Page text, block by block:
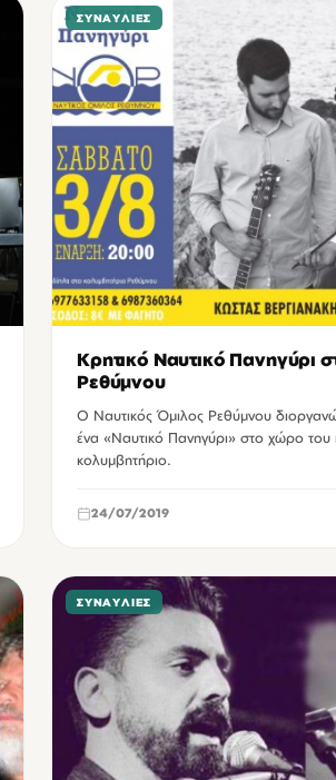
ΣΥΝΑΥΛΊΕΣ
Κρητικό Ναυτικό Πανηγύρι
Ρεθύμνου
Ο Ναυτικός Όμιλος Ρεθύμνου
ένα «Ναυτικό Πανηγύρι» στο χώρο του
κολυμβητήριο.
24/07/2019
ΣΥΝΑΥΛΊΕΣ